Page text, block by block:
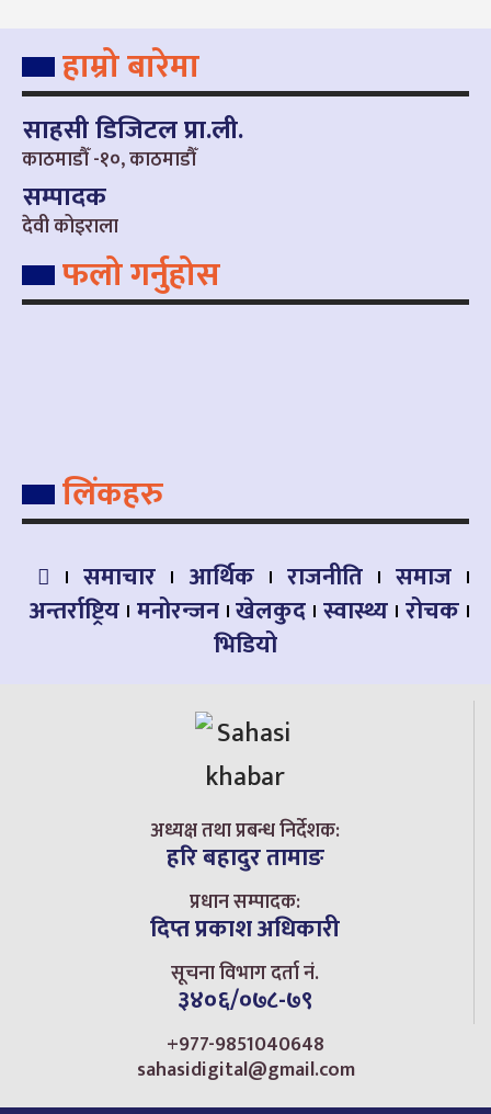
हाम्रो बारेमा
साहसी डिजिटल प्रा.ली.
काठमाडौँ -१०, काठमाडौँ
सम्पादक
देवी कोइराला
फलो गर्नुहोस
लिंकहरु
समाचार आर्थिक राजनीति
समाज
अन्तर्राष्ट्रिय मनोरन्जन खेलकुद स्वास्थ्य रोचक
भिडियो
अध्यक्ष तथा प्रबन्ध निर्देशक:
हरि बहादुर तामाङ
प्रधान सम्पादक:
दिप्त प्रकाश अधिकारी
सूचना विभाग दर्ता नं.
३४०६/०७८-७९
+977-9851040648
sahasidigital@gmail.com